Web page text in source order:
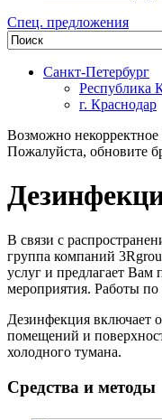
Спец. предложения
Санкт-Петербург
Республика
г. Краснодар
Возможно
Пожалуйста, обновите
В связи с
группа компаний
услуг и предлагает Вам
мероприятия. Работы
Дезинфекция включает
помещений и
холодного тумана.
Средства и методы